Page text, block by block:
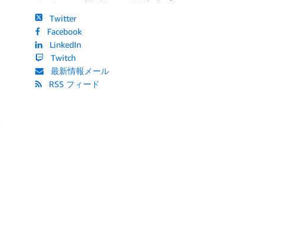
Twitter
Facebook
LinkedIn
Twitch
最新情報メール
RSS フィード